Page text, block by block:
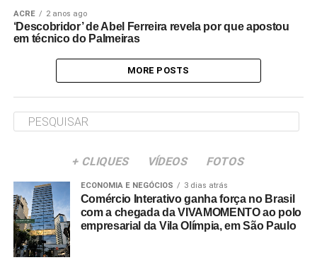
ACRE 2 anos ago
‘Descobridor’ de Abel Ferreira revela por que apostou
em técnico do Palmeiras
MORE POSTS
+ CLIQUES VÍDEOS FOTOS
ECONOMIA E NEGÓCIOS 3 dias atrás
Comércio Interativo ganha força no Brasil
com a chegada da VIVAMOMENTO ao polo
empresarial da Vila Olímpia, em São Paulo